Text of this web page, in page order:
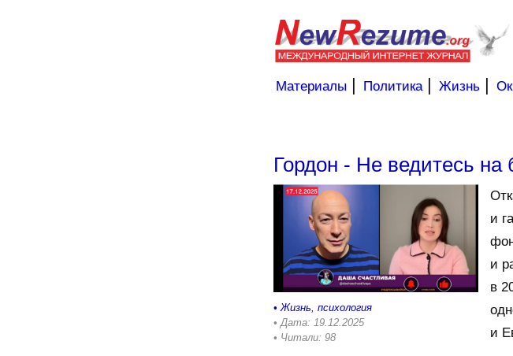
Материалы | Политика | Жизнь |
Гордон - Не ведитесь
•Жизнь, психология
• Дата: 19.12.2025
• Читали: 98
и
и
в
и